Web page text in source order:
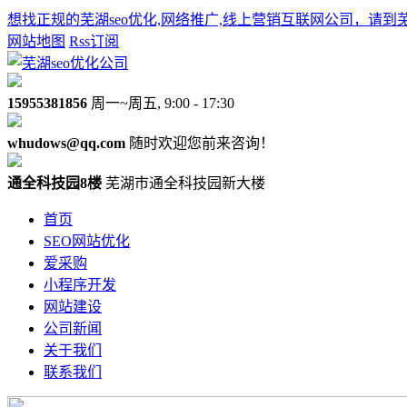
想找正规的芜湖seo优化,网络推广,线上营销互联网公司，请到
网站地图 Rss订阅
15955381856 周一~周五, 9:00 - 17:30
whudows@qq.com 随时欢迎您前来咨询！
通全科技园8楼 芜湖市通全科技园新大楼
首页
SEO网站优化
爱采购
小程序开发
网站建设
公司新闻
关于我们
联系我们